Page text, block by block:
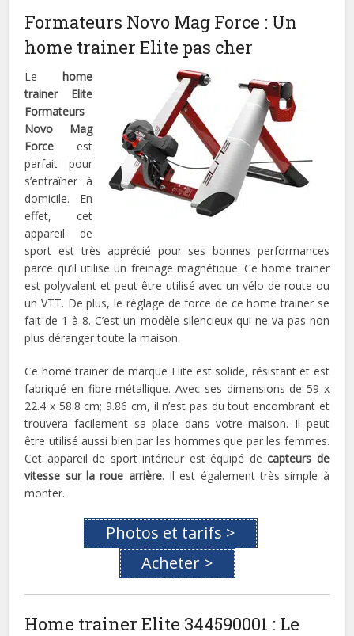
Formateurs Novo Mag Force : Un
home trainer Elite pas cher
Le home
trainer Elite
Formateurs
Novo Mag
Force est
parfait pour
s’entraîner à
domicile. En
effet, cet
appareil de
sport est très apprécié pour ses bonnes performances
parce qu’il utilise un freinage magnétique. Ce home trainer
est polyvalent et peut être utilisé avec un vélo de route ou
un VTT. De plus, le réglage de force de ce home trainer se
fait de 1 à 8. C’est un modèle silencieux qui ne va pas non
plus déranger toute la maison.
Ce home trainer de marque Elite est solide, résistant et est
fabriqué en fibre métallique. Avec ses dimensions de 59 x
22.4 x 58.8 cm; 9.86 cm, il n’est pas du tout encombrant et
trouvera facilement sa place dans votre maison. Il peut
être utilisé aussi bien par les hommes que par les femmes.
Cet appareil de sport intérieur est équipé decapteurs de
vitesse sur la roue arrière. Il est également très simple à
monter.
Photos et tarifs >
Acheter >
Home trainer Elite 344590001 : Le